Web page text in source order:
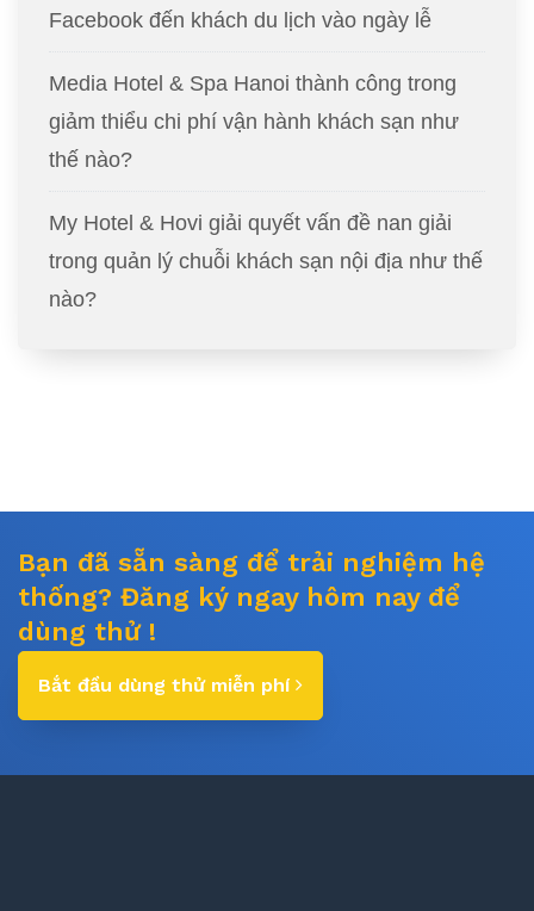
Facebook đến khách du lịch vào ngày lễ
Media Hotel & Spa Hanoi thành công trong
giảm thiểu chi phí vận hành khách sạn như
thế nào?
My Hotel & Hovi giải quyết vấn đề nan giải
trong quản lý chuỗi khách sạn nội địa như thế
nào?
Bạn đã sẵn sàng để trải nghiệm hệ
thống? Đăng ký ngay hôm nay để
dùng thử !
Bắt đầu dùng thử miễn phí